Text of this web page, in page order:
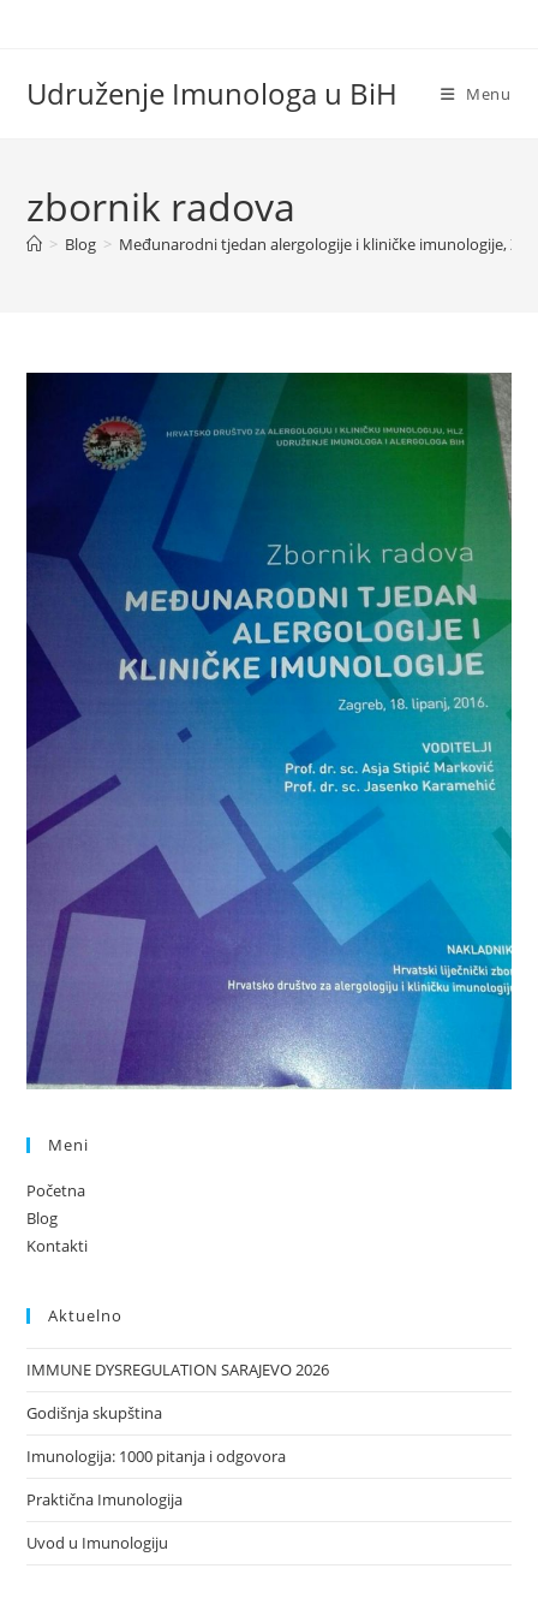
Udruženje Imunologa u BiH Menu
zbornik radova
> Blog > Međunarodni tjedan alergologije i kliničke imunologije,
Meni
Početna
Blog
Kontakti
Aktuelno
IMMUNE DYSREGULATION SARAJEVO 2026
Godišnja skupština
Imunologija: 1000 pitanja i odgovora
Praktična Imunologija
Uvod u Imunologiju